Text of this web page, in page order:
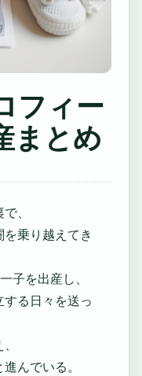
フィー
まとめ
、
乗り越えてき
子を出産し、
る日々を送っ
んでいる。